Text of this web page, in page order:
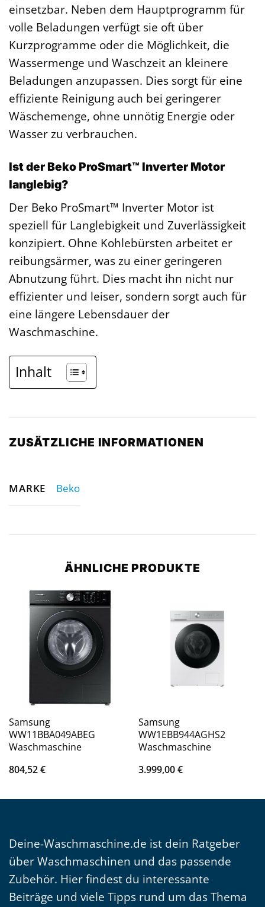
einsetzbar. Neben dem Hauptprogramm für
volle Beladungen verfügt sie oft über
Kurzprogramme oder die Möglichkeit, die
Wassermenge und Waschzeit an kleinere
Beladungen anzupassen. Dies sorgt für eine
effiziente Reinigung auch bei geringerer
Wäschemenge, ohne unnötig Energie oder
Wasser zu verbrauchen.
Ist der Beko ProSmart™ Inverter Motor
langlebig?
Der Beko ProSmart™ Inverter Motor ist
speziell für Langlebigkeit und Zuverlässigkeit
konzipiert. Ohne Kohlebürsten arbeitet er
reibungsärmer, was zu einer geringeren
Abnutzung führt. Dies macht ihn nicht nur
effizienter und leiser, sondern sorgt auch für
eine längere Lebensdauer der
Waschmaschine.
Inhalt
ZUSÄTZLICHE INFORMATIONEN
MARKE Beko
ÄHNLICHE PRODUKTE
Samsung
WW11BBA049ABEG
Waschmaschine
804,52€
Samsung
WW1EBB944AGHS2
Waschmaschine
3.999,00€
Deine-Waschmaschine.de ist dein Ratgeber
über Waschmaschinen und das passende
Zubehör. Hier findest du interessante
Beiträge und viele Tipps rund um das Thema